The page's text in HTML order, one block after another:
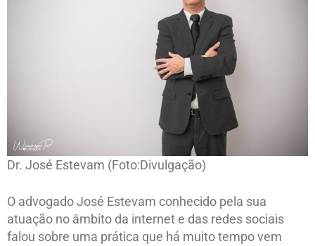
Dr. José Estevam (Foto:Divulgação)
O advogado José Estevam conhecido pela sua
atuação no âmbito da internet e das redes sociais
falou sobre uma prática que há muito tempo vem